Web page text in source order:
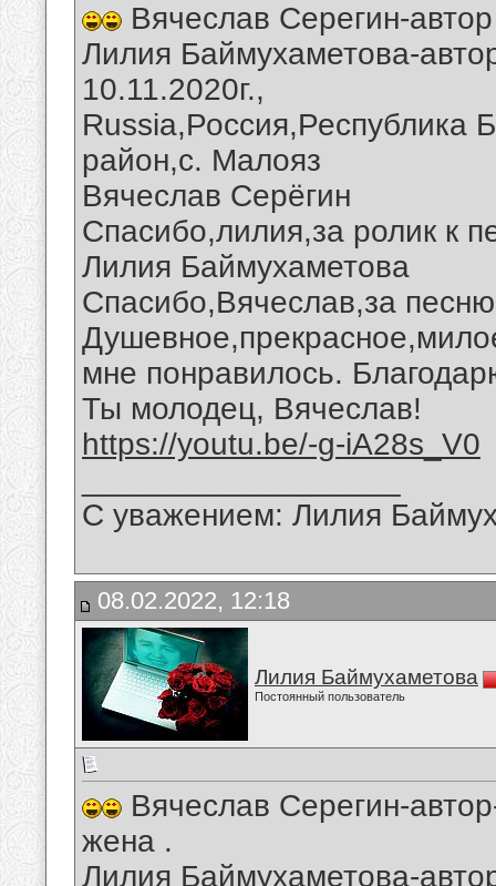
Вячеслав Серегин-
Лилия Баймухаметова-
10.11.2020г.,
Russia,Россия,Республика
район,с. Малояз
Вячеслав Серёгин
Спасибо,лилия,за ролик к
Лилия Баймухаметова
Спасибо,Вячеслав,за
мне понравилось.
Ты молодец, Вячеслав!
https://youtu.be/-g-iA28s_V0
С уважением: Лилия
08.02.2022, 12:18
Лилия Баймухаметова
Постоянный пользователь
Вячеслав Серегин-
жена .
Лилия Баймухаметова-